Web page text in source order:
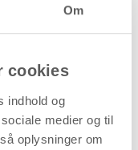
Om
cookies
indhold og
medier og til
oplysninger om
er først bindende,